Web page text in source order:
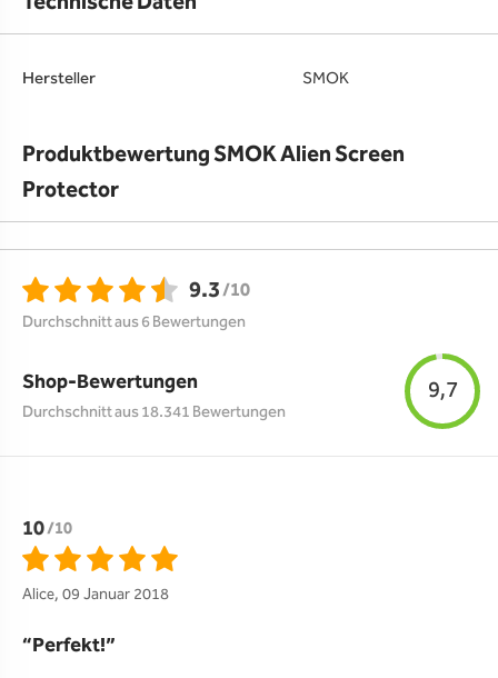
Hersteller SMOK
Produktbewertung SMOK Alien Screen
Protector
9.3/10
Durchschnitt aus 6 Bewertungen
Shop-Bewertungen
Durchschnitt aus 18.341 Bewertungen
9,7
10/10
Alice, 09 Januar 2018
Perfekt!